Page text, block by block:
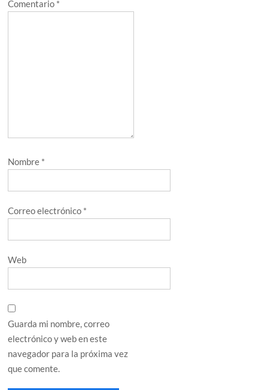
Comentario *
Nombre *
Correo electrónico *
Web
Guarda mi nombre, correo
electrónico y web en este
navegador para la próxima vez
que comente.